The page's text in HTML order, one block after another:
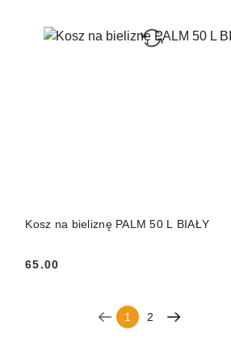
Kosz na bieliznę PALM 50 L BIAŁY
Cena:
65.00
1 2